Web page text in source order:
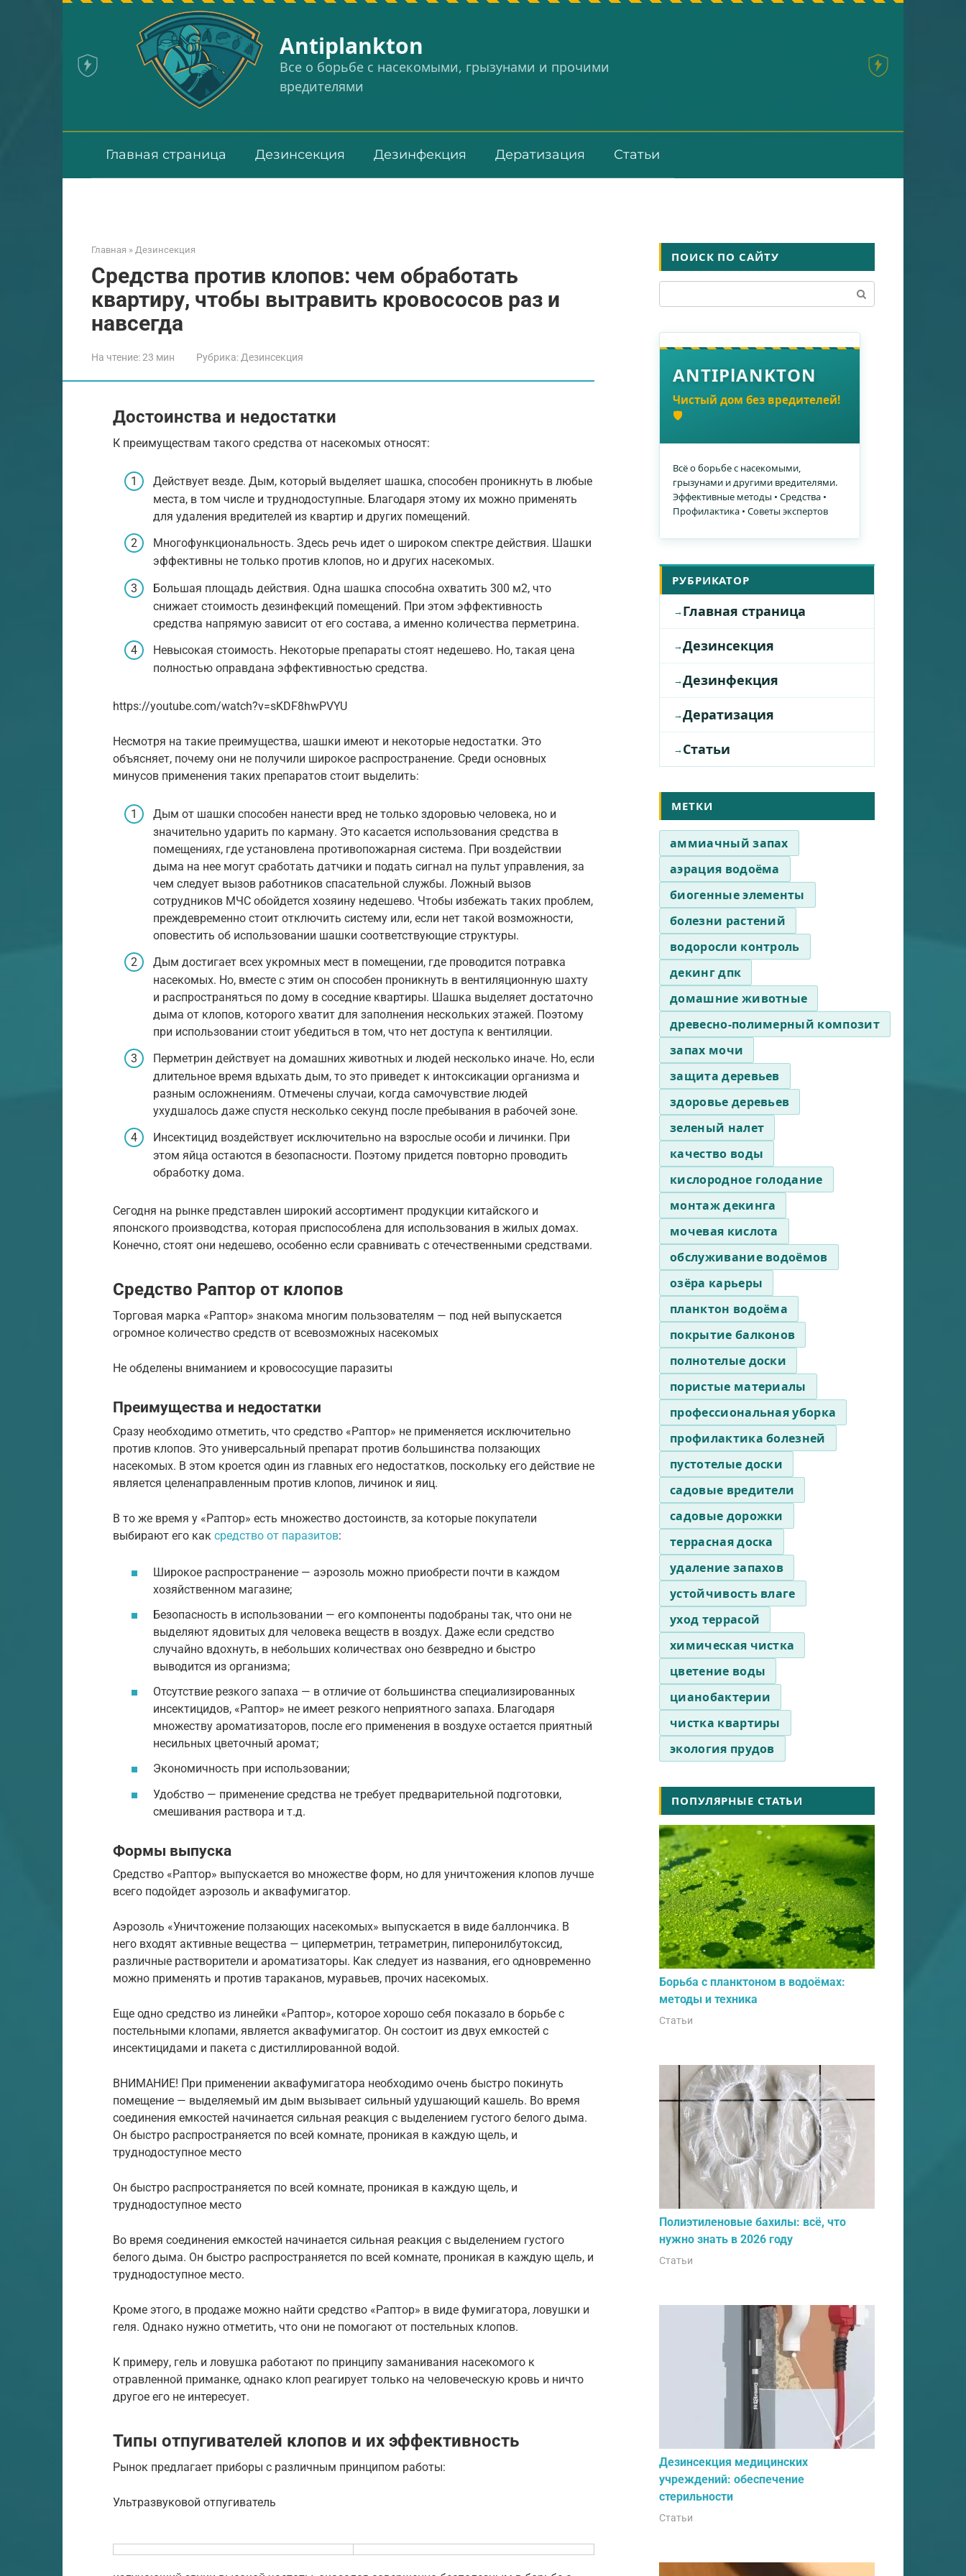
Аntiplankton
Все о борьбе с насекомыми, грызунами и прочими
вредителями
Главная страница Дезинсекция Дезинфекция Дератизация Статьи
Главная » Дезинсекция
Средства против клопов: чем обработать
квартиру, чтобы вытравить кровососов раз и
навсегда
На чтение:23 мин Рубрика: Дезинсекция
Достоинства и недостатки
К преимуществам такого средства от насекомых относят:
Действует везде. Дым, который выделяет шашка, способен проникнуть в любые
места, в том числе и труднодоступные. Благодаря этому их можно применять
для удаления вредителей из квартир и других помещений.
Многофункциональность. Здесь речь идет о широком спектре действия. Шашки
эффективны не только против клопов, но и других насекомых.
Большая площадь действия. Одна шашка способна охватить 300 м2, что
снижает стоимость дезинфекций помещений. При этом эффективность
средства напрямую зависит от его состава, а именно количества перметрина.
Невысокая стоимость. Некоторые препараты стоят недешево. Но, такая цена
полностью оправдана эффективностью средства.
https://youtube.com/watch?v=sKDF8hwPVYU
Несмотря на такие преимущества, шашки имеют и некоторые недостатки. Это
объясняет, почему они не получили широкое распространение. Среди основных
минусов применения таких препаратов стоит выделить:
Дым от шашки способен нанести вред не только здоровью человека, но и
значительно ударить по карману. Это касается использования средства в
помещениях, где установлена противопожарная система. При воздействии
дыма на нее могут сработать датчики и подать сигнал на пульт управления, за
чем следует вызов работников спасательной службы. Ложный вызов
сотрудников МЧС обойдется хозяину недешево. Чтобы избежать таких проблем,
преждевременно стоит отключить систему или, если нет такой возможности,
оповестить об использовании шашки соответствующие структуры.
Дым достигает всех укромных мест в помещении, где проводится потравка
насекомых. Но, вместе с этим он способен проникнуть в вентиляционную шахту
и распространяться по дому в соседние квартиры. Шашка выделяет достаточно
дыма от клопов, которого хватит для заполнения нескольких этажей. Поэтому
при использовании стоит убедиться в том, что нет доступа к вентиляции.
Перметрин действует на домашних животных и людей несколько иначе. Но, если
длительное время вдыхать дым, то это приведет к интоксикации организма и
разным осложнениям. Отмечены случаи, когда самочувствие людей
ухудшалось даже спустя несколько секунд после пребывания в рабочей зоне.
Инсектицид воздействует исключительно на взрослые особи и личинки. При
этом яйца остаются в безопасности. Поэтому придется повторно проводить
обработку дома.
Сегодня на рынке представлен широкий ассортимент продукции китайского и
японского производства, которая приспособлена для использования в жилых домах.
Конечно, стоят они недешево, особенно если сравнивать с отечественными средствами.
Средство Раптор от клопов
Торговая марка «Раптор» знакома многим пользователям — под ней выпускается
огромное количество средств от всевозможных насекомых
Не обделены вниманием и кровососущие паразиты
Преимущества и недостатки
Сразу необходимо отметить, что средство «Раптор» не применяется исключительно
против клопов. Это универсальный препарат против большинства ползающих
насекомых. В этом кроется один из главных его недостатков, поскольку его действие не
является целенаправленным против клопов, личинок и яиц.
В то же время у «Раптор» есть множество достоинств, за которые покупатели
выбирают его как средство от паразитов:
Широкое распространение — аэрозоль можно приобрести почти в каждом
хозяйственном магазине;
Безопасность в использовании — его компоненты подобраны так, что они не
выделяют ядовитых для человека веществ в воздух. Даже если средство
случайно вдохнуть, в небольших количествах оно безвредно и быстро
выводится из организма;
Отсутствие резкого запаха — в отличие от большинства специализированных
инсектицидов, «Раптор» не имеет резкого неприятного запаха. Благодаря
множеству ароматизаторов, после его применения в воздухе остается приятный
несильных цветочный аромат;
Экономичность при использовании;
Удобство — применение средства не требует предварительной подготовки,
смешивания раствора и т.д.
Формы выпуска
Средство «Раптор» выпускается во множестве форм, но для уничтожения клопов лучше
всего подойдет аэрозоль и аквафумигатор.
Аэрозоль «Уничтожение ползающих насекомых» выпускается в виде баллончика. В
него входят активные вещества — циперметрин, тетраметрин, пиперонилбутоксид,
различные растворители и ароматизаторы. Как следует из названия, его одновременно
можно применять и против тараканов, муравьев, прочих насекомых.
Еще одно средство из линейки «Раптор», которое хорошо себя показало в борьбе с
постельными клопами, является аквафумигатор. Он состоит из двух емкостей с
инсектицидами и пакета с дистиллированной водой.
ВНИМАНИЕ! При применении аквафумигатора необходимо очень быстро покинуть
помещение — выделяемый им дым вызывает сильный удушающий кашель. Во время
соединения емкостей начинается сильная реакция с выделением густого белого дыма.
Он быстро распространяется по всей комнате, проникая в каждую щель, и
труднодоступное место
Он быстро распространяется по всей комнате, проникая в каждую щель, и
труднодоступное место
Во время соединения емкостей начинается сильная реакция с выделением густого
белого дыма. Он быстро распространяется по всей комнате, проникая в каждую щель, и
труднодоступное место.
Кроме этого, в продаже можно найти средство «Раптор» в виде фумигатора, ловушки и
геля. Однако нужно отметить, что они не помогают от постельных клопов.
К примеру, гель и ловушка работают по принципу заманивания насекомого к
отравленной приманке, однако клоп реагирует только на человеческую кровь и ничто
другое его не интересует.
Типы отпугивателей клопов и их эффективность
Рынок предлагает приборы с различным принципом работы:
Ультразвуковой отпугиватель
ПОИСК ПО САЙТУ
ANTIPlANKTON
Чистый дом без вредителей!
🛡️
Всё о борьбе с насекомыми,
грызунами и другими вредителями.
Эффективные методы • Средства •
Профилактика • Советы экспертов
РУБРИКАТОР
Главная страница
Дезинсекция
Дезинфекция
Дератизация
Статьи
МЕТКИ
аммиачный запах
аэрация водоёма
биогенные элементы
болезни растений
водоросли контроль
декинг дпк
домашние животные
древесно-полимерный композит
запах мочи
защита деревьев
здоровье деревьев
зеленый налет
качество воды
кислородное голодание
монтаж декинга
мочевая кислота
обслуживание водоёмов
озёра карьеры
планктон водоёма
покрытие балконов
полнотелые доски
пористые материалы
профессиональная уборка
профилактика болезней
пустотелые доски
садовые вредители
садовые дорожки
террасная доска
удаление запахов
устойчивость влаге
уход террасой
химическая чистка
цветение воды
цианобактерии
чистка квартиры
экология прудов
ПОПУЛЯРНЫЕ СТАТЬИ
Борьба с планктоном в водоёмах:
методы и техника
Статьи
Полиэтиленовые бахилы: всё, что
нужно знать в 2026 году
Статьи
Дезинсекция медицинских
учреждений: обеспечение
стерильности
Статьи